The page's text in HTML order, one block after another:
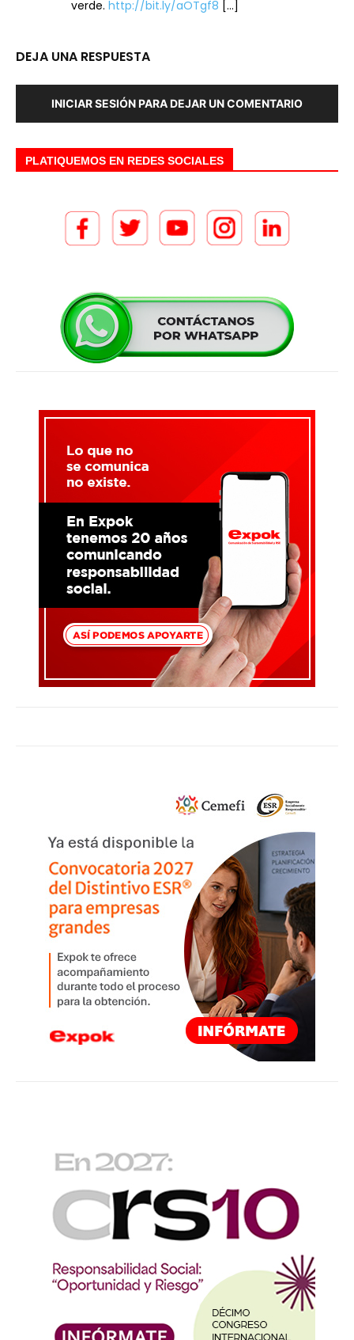
verde. http://bit.ly/aOTgf8 […]
DEJA UNA RESPUESTA
INICIAR SESIÓN PARA DEJAR UN COMENTARIO
PLATIQUEMOS EN REDES SOCIALES